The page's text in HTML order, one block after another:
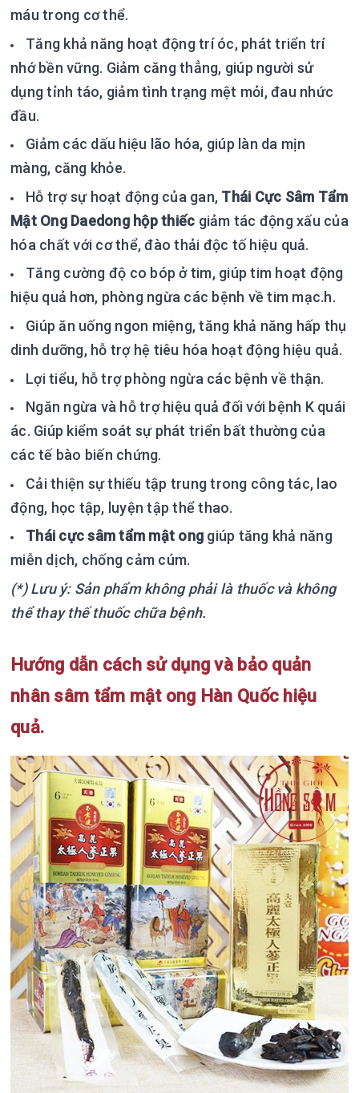
máu trong cơ thể.
Tăng khả năng hoạt động trí óc, phát triển trí
nhớ bền vững. Giảm căng thẳng, giúp người sử
dụng tỉnh táo, giảm tình trạng mệt mỏi, đau nhức
đầu.
Giảm các dấu hiệu lão hóa, giúp làn da mịn
màng, căng khỏe.
Hỗ trợ sự hoạt động của gan, Thái Cực Sâm Tẩm
Mật Ong Daedong hộp thiếc giảm tác động xấu của
hóa chất với cơ thể, đào thải độc tố hiệu quả.
Tăng cường độ co bóp ở tim, giúp tim hoạt động
hiệu quả hơn, phòng ngừa các bệnh về tim mạc.h.
Giúp ăn uống ngon miệng, tăng khả năng hấp thụ
dinh dưỡng, hỗ trợ hệ tiêu hóa hoạt động hiệu quả.
Lợi tiểu, hỗ trợ phòng ngừa các bệnh về thận.
Ngăn ngừa và hỗ trợ hiệu quả đối với bệnh K quái
ác. Giúp kiểm soát sự phát triển bất thường của
các tế bào biến chứng.
Cải thiện sự thiếu tập trung trong công tác, lao
động, học tập, luyện tập thể thao.
Thái cực sâm tẩm mật ong giúp tăng khả năng
miễn dịch, chống cảm cúm.
(*) Lưu ý: Sản phẩm không phải là thuốc và không
thể thay thế thuốc chữa bệnh.
Hướng dẫn cách sử dụng và bảo quản
nhân sâm tẩm mật ong Hàn Quốc hiệu
quả.